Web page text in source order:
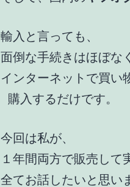
輸入と言っても、
面倒な手続きはほぼな
インターネットで買い
購入するだけです。
今回は私が、
１年間両方で販売して
全てお話したいと思い